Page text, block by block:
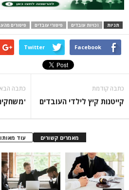
תגיות זכויות עובדים פיטורי עובדים פיטורים
Facebook
Twitter
כתבה קודמת
קייטנות קיץ לילדי העובדים
כתבה
מאמרים קשורים עוד